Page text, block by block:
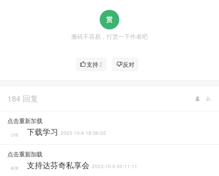
搬砖不容易，打赏一下作者吧
支持2 反对
184 回复
点击重新加载
57fly
沙发 下载学习 2023-10-4 18:06:02
点击重新加载
黑猫
板凳 支持达芬奇私享会 2023-10-5 00:11:11